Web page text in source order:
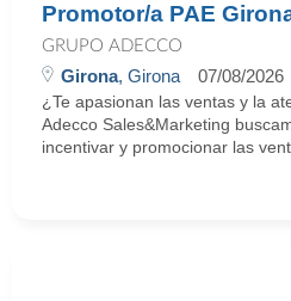
Promotor/a PAE
GRUPO ADECCO
Girona, Girona 07/08/2026
¿Te apasionan las ventas y la
Adecco Sales&Marketing
incentivar y promocionar las